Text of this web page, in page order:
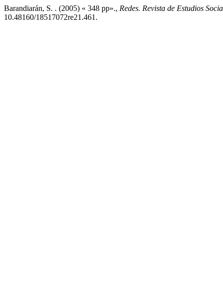
Barandiarán, S. . (2005) « 348 pp»., Redes. Revista de Estudios
10.48160/18517072re21.461.